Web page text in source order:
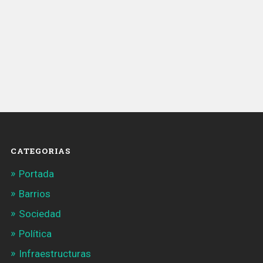
CATEGORIAS
Portada
Barrios
Sociedad
Política
Infraestructuras